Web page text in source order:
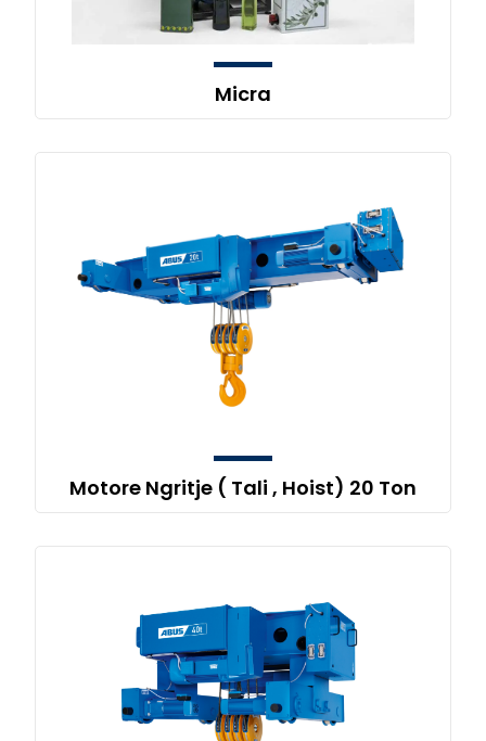
Micra
Motore Ngritje ( Tali , Hoist) 20 Ton